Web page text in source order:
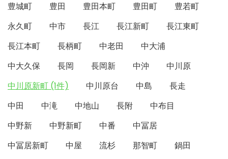
豊城町
豊田 豊田本町 豊田町
豊若町
永久町
中市 長江 長江新町
長江東町
長江本町
長柄町 中老田
中大浦
中大久保
長岡 長岡新 中沖
中川原
中川原新町 (1件)
中川原台 中島
長走
中田
中滝 中地山 長附
中布目
中野新
中野新町 中番
中冨居
中冨居新町
中屋 流杉 那智町
鍋田